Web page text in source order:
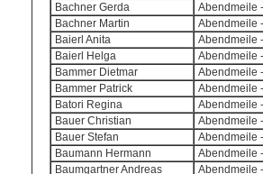
Bachner Gerda
Abendmeile
Bachner Martin
Abendmeile
Baierl Anita
Abendmeile
Baierl Helga
Abendmeile
Bammer Dietmar
Abendmeile
Bammer Patrick
Abendmeile
Batori Regina
Abendmeile
Bauer Christian
Abendmeile
Bauer Stefan
Abendmeile
Baumann Hermann
Abendmeile
Baumgartner Andreas
Abendmeile